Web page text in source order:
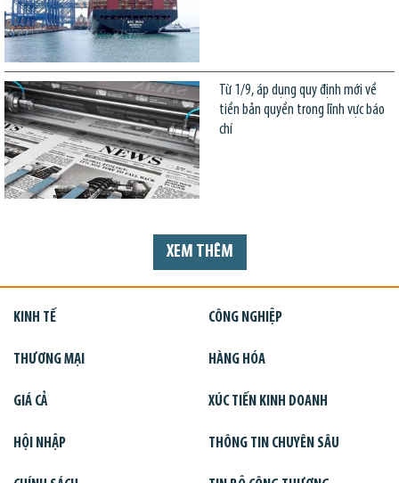
Từ 1/9, áp dụng quy định mới về
tiền bản quyền trong lĩnh vực báo
chí
XEM THÊM
KINH TẾ CÔNG NGHIỆP
THƯƠNG MẠI HÀNG HÓA
GIÁ CẢ XÚC TIẾN KINH DOANH
HỘI NHẬP THÔNG TIN CHUYÊN SÂU